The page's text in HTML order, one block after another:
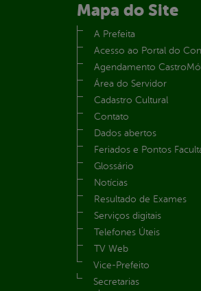
Mapa do Site
A Prefeita
Acesso ao Portal do
Agendamento
Área do Servidor
Cadastro Cultural
Contato
Dados abertos
Feriados e Pontos
Glossário
Notícias
Resultado de Exames
Serviços digitais
Telefones Úteis
TV Web
Vice-Prefeito
Secretarias